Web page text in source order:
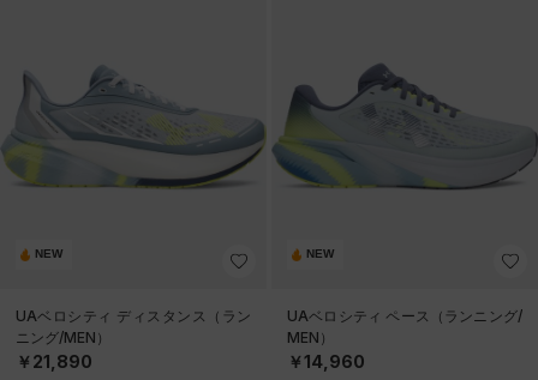
NEW
UAベロシティ ディスタンス（ラン
ニング/MEN）
￥21,890
NEW
UAベロシティ ペース（ランニング/
MEN）
￥14,960